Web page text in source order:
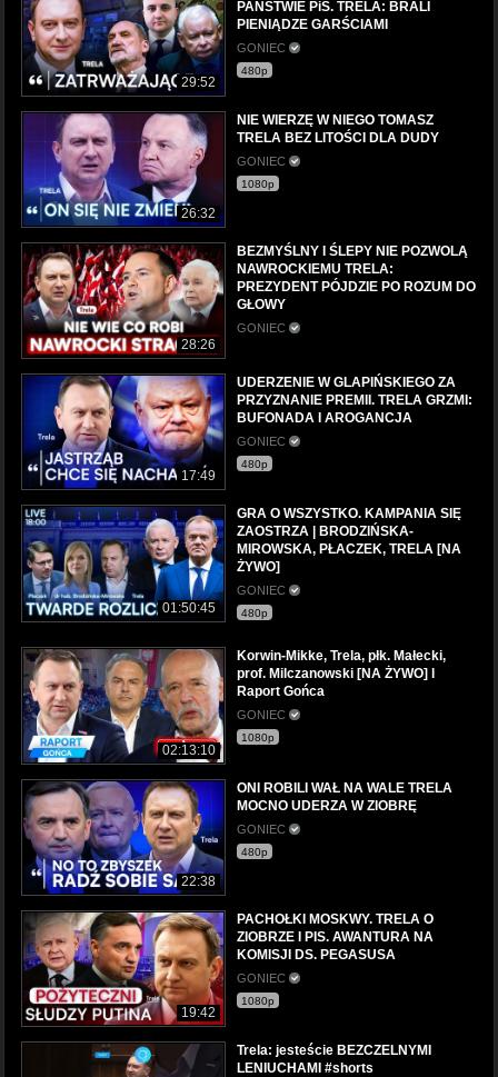
29:52
PAŃSTWIE PiS. TRELA: BRALI
PIENIĄDZE GARŚCIAMI
GONIEC
480p
26:32
NIE WIERZĘ W NIEGO TOMASZ
TRELA BEZ LITOŚCI DLA DUDY
GONIEC
1080p
28:26
BEZMYŚLNY I ŚLEPY NIE POZWOLĄ
NAWROCKIEMU TRELA:
PREZYDENT PÓJDZIE PO ROZUM DO
GŁOWY
GONIEC
17:49
UDERZENIE W GLAPIŃSKIEGO ZA
PRZYZNANIE PREMII. TRELA GRZMI:
BUFONADA I AROGANCJA
GONIEC
480p
01:50:45
GRA O WSZYSTKO. KAMPANIA SIĘ
ZAOSTRZA | BRODZIŃSKA-
MIROWSKA, PŁACZEK, TRELA [NA
ŻYWO]
GONIEC
480p
02:13:10
Korwin-Mikke, Trela, płk. Małecki,
prof. Milczanowski [NA ŻYWO] l
Raport Gońca
GONIEC
1080p
22:38
ONI ROBILI WAŁ NA WALE TRELA
MOCNO UDERZA W ZIOBRĘ
GONIEC
480p
19:42
PACHOŁKI MOSKWY. TRELA O
ZIOBRZE I PIS. AWANTURA NA
KOMISJI DS. PEGASUSA
GONIEC
1080p
Trela: jesteście BEZCZELNYMI
LENIUCHAMI #shorts